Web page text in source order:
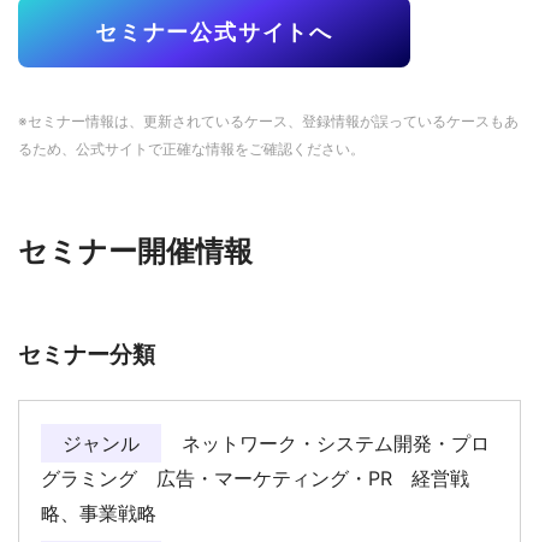
セミナー公式サイトへ
※セミナー情報は、更新されているケース、登録情報が誤っているケースもあ
るため、公式サイトで正確な情報をご確認ください。
セミナー開催情報
セミナー分類
ジャンル
ネットワーク・システム開発・プロ
グラミング 広告・マーケティング・PR 経営戦
略、事業戦略